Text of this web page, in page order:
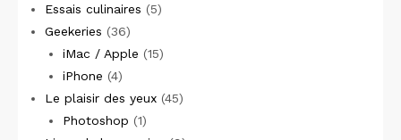
Essais culinaires (5)
Geekeries (36)
iMac / Apple (15)
iPhone (4)
Le plaisir des yeux (45)
Photoshop (1)